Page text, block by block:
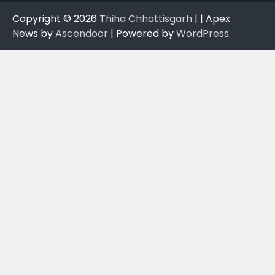
Copyright © 2026 Thiha Chhattisgarh | | Apex
News byAscendoor | Powered byWordPress.